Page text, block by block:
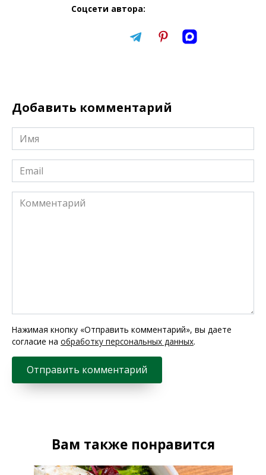
Соцсети автора:
Добавить комментарий
Имя
*
Email
*
Комментарий
Нажимая кнопку «Отправить комментарий», вы даете
согласие на обработку персональных данных.
Вам также понравится